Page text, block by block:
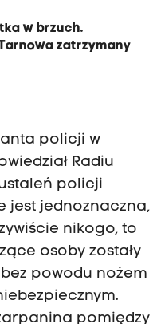
w brzuch.
zatrzymany
policji w
Radiu
policji
jest jednoznaczna,
nikogo, to
osoby zostały
powodu nożem
pomiędzy